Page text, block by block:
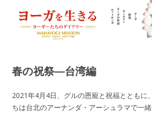
ヨーガを生きる —
MISSION ブ
春の祝祭―台湾編
2021年4月4日、グルの恩寵と祝福とともに
ちは台北のアーナンダ・アーシュラマで一